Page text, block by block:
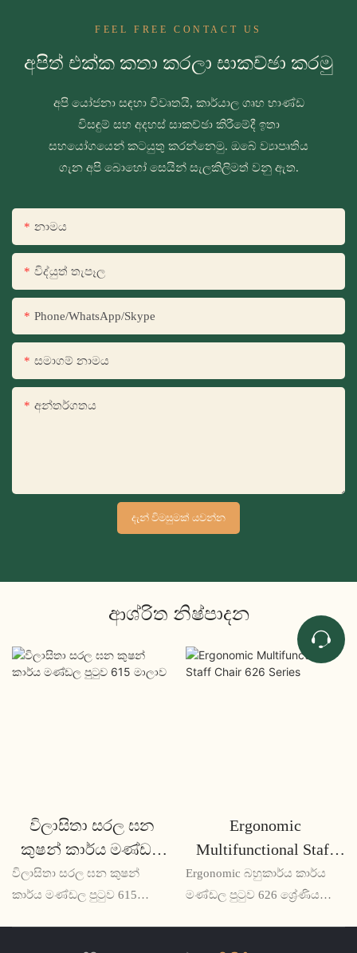
FEEL FREE CONTACT US
අපිත් එක්ක කතා කරලා සාකච්ඡා කරමු
අපි යෝජනා සඳහා විවෘතයි, කාර්යාල ගෘහ භාණ්ඩ
විසඳුම් සහ අදහස් සාකච්ඡා කිරීමේදී ඉතා
සහයෝගයෙන් කටයුතු කරන්නෙමු. ඔබේ ව්‍යාපෘතිය
ගැන අපි බොහෝ සෙයින් සැලකිලිමත් වනු ඇත.
නාමය
විද්යුත් තැපෑල
Phone/WhatsApp/Skype
සමාගම් නාමය
අන්තර්ගතය
දැන් විමසුමක් යවන්න
ආශ්රිත නිෂ්පාදන
විලාසිතා සරල ඝන
කුෂන් කාර්ය මණ්ඩල
පුටුව 615 මාලාව
විලාසිතා සරල ඝන කුෂන්
කාර්ය මණ්ඩල පුටුව 615
Ergonomic
Multifunctional Staff
Chair 626 Series
Ergonomic බහුකාර්ය කාර්ය
මණ්ඩල පුටුව 626 ශ්‍රේණිය